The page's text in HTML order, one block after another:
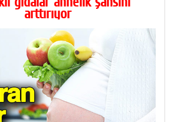
arttırıyor